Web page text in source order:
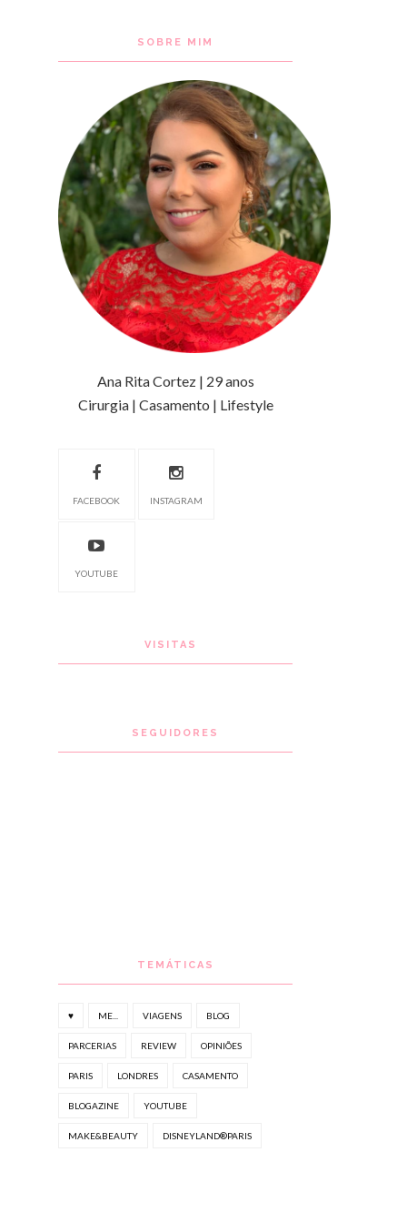
SOBRE MIM
Ana Rita Cortez | 29 anos
Cirurgia | Casamento | Lifestyle
FACEBOOK INSTAGRAM
YOUTUBE
VISITAS
SEGUIDORES
TEMÁTICAS
♥ ME... VIAGENS BLOG
PARCERIAS REVIEW OPINIÕES
PARIS LONDRES CASAMENTO
BLOGAZINE YOUTUBE
MAKE&BEAUTY DISNEYLAND®PARIS